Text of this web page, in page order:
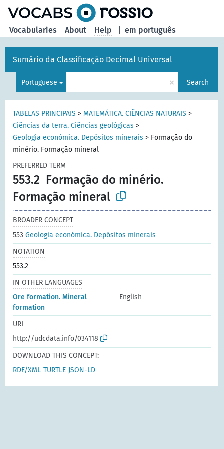
em português
Vocabularies About Help
Sumário da Classificação Decimal Universal
Portuguese × Search
TABELAS PRINCIPAIS > MATEMÁTICA. CIÊNCIAS NATURAIS >
Ciências da terra. Ciências geológicas >
Geologia económica. Depósitos minerais > Formação do
minério. Formação mineral
PREFERRED TERM
553.2 Formação do minério.
Formação mineral
BROADER CONCEPT
553Geologia económica. Depósitos minerais
NOTATION
553.2
IN OTHER LANGUAGES
Ore formation. Mineral
formation
English
URI
http://udcdata.info/034118
DOWNLOAD THIS CONCEPT:
RDF/XML TURTLE JSON-LD